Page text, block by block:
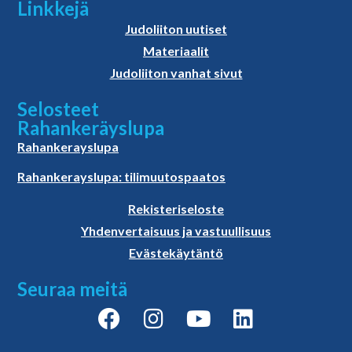
Linkkejä
Judoliiton uutiset
Materiaalit
Judoliiton vanhat sivut
Selosteet
Rahankeräyslupa
Rahankerayslupa
Rahankerayslupa: tilimuutospaatos
Rekisteriseloste
Yhdenvertaisuus ja vastuullisuus
Evästekäytäntö
Seuraa meitä